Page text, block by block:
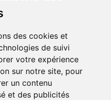
des cookies et
de suivi
votre expérience
sur notre site, pour
un contenu
et des publicités
sociaux